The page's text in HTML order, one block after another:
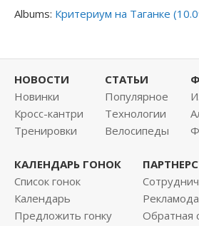
Albums: Критериум на Таганке
НОВОСТИ
Новинки
Кросс-кантри
Тренировки
СТАТЬИ
Популярное
Технологии
Велосипеды
КАЛЕНДАРЬ ГОНОК
Список гонок
Календарь
Предложить гонку
Обратная